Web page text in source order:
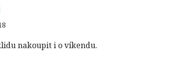
nakoupit i o víkendu.